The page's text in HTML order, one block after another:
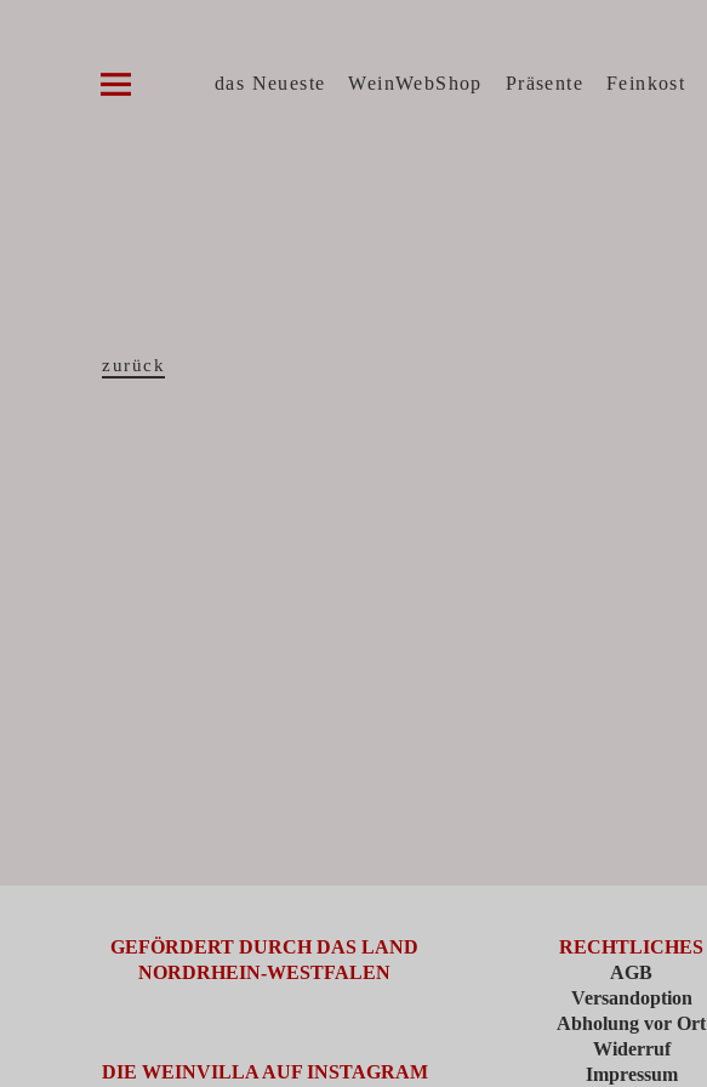
das Neueste WeinWebShop Präsente Feinkost
zurück
GEFÖRDERT DURCH DAS LAND
NORDRHEIN-WESTFALEN
DIE WEINVILLA AUF INSTAGRAM
RECHTLICHES
AGB
Versandoption
Abholung vor Ort
Widerruf
Impressum